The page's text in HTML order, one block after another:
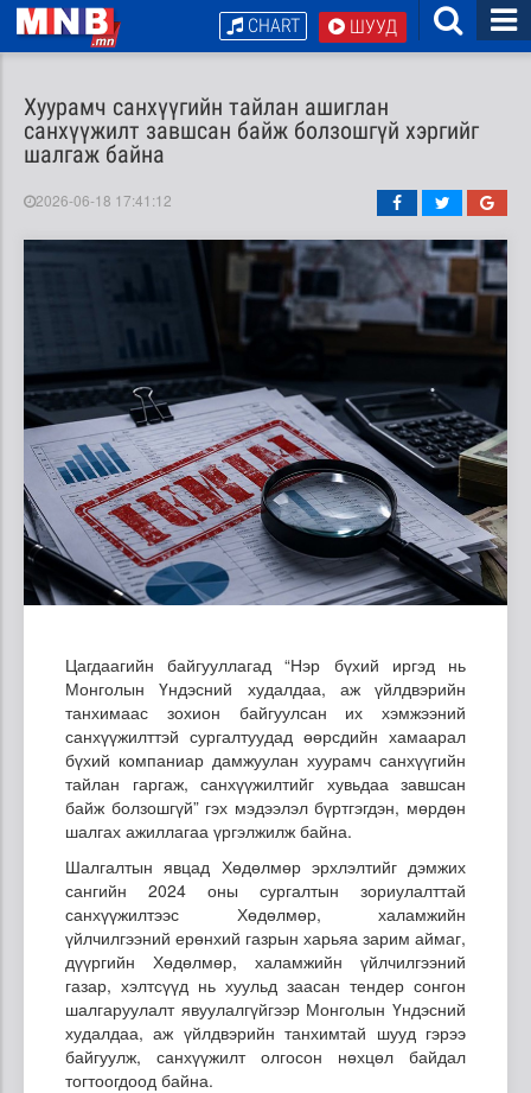
ШУУД
CHART
Хуурамч санхүүгийн тайлан ашиглан
санхүүжилт завшсан байж болзошгүй хэргийг
шалгаж байна
2026-06-18 17:41:12
Цагдаагийн байгууллагад “Нэр бүхий иргэд нь
Монголын Үндэсний худалдаа, аж үйлдвэрийн
танхимаас зохион байгуулсан их хэмжээний
санхүүжилттэй сургалтуудад өөрсдийн хамаарал
бүхий компаниар дамжуулан хуурамч санхүүгийн
тайлан гаргаж, санхүүжилтийг хувьдаа завшсан
байж болзошгүй” гэх мэдээлэл бүртгэгдэн, мөрдөн
шалгах ажиллагаа үргэлжилж байна.
Шалгалтын явцад Хөдөлмөр эрхлэлтийг дэмжих
сангийн 2024 оны сургалтын зориулалттай
санхүүжилтээс Хөдөлмөр, халамжийн
үйлчилгээний ерөнхий газрын харьяа зарим аймаг,
дүүргийн Хөдөлмөр, халамжийн үйлчилгээний
газар, хэлтсүүд нь хуульд заасан тендер сонгон
шалгаруулалт явуулалгүйгээр Монголын Үндэсний
худалдаа, аж үйлдвэрийн танхимтай шууд гэрээ
байгуулж, санхүүжилт олгосон нөхцөл байдал
тогтоогдоод байна.